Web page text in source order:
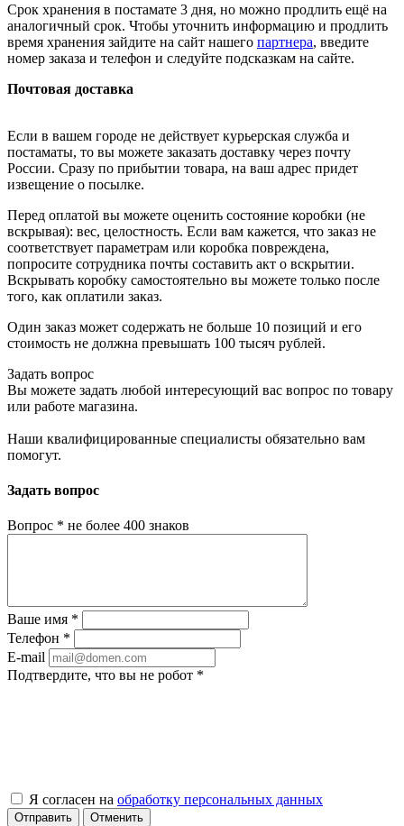
Срок хранения в постамате 3 дня, но можно продлить ещё на
аналогичный срок. Чтобы уточнить информацию и продлить
время хранения зайдите на сайт нашего партнера, введите
номер заказа и телефон и следуйте подсказкам на сайте.
Почтовая доставка
Если в вашем городе не действует курьерская служба и
постаматы, то вы можете заказать доставку через почту
России. Сразу по прибытии товара, на ваш адрес придет
извещение о посылке.
Перед оплатой вы можете оценить состояние коробки (не
вскрывая): вес, целостность. Если вам кажется, что заказ не
соответствует параметрам или коробка повреждена,
попросите сотрудника почты составить акт о вскрытии.
Вскрывать коробку самостоятельно вы можете только после
того, как оплатили заказ.
Один заказ может содержать не больше 10 позиций и его
стоимость не должна превышать 100 тысяч рублей.
Задать вопрос
Вы можете задать любой интересующий вас вопрос по товару
или работе магазина.
Наши квалифицированные специалисты обязательно вам
помогут.
Задать вопрос
Вопрос * не более 400 знаков
Ваше имя *
Телефон *
E-mail
Подтвердите, что вы не робот *
Я согласен на обработку персональных данных
Отправить Отменить